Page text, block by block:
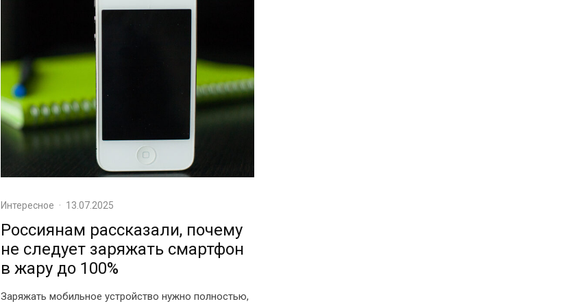
Интересное · 13.07.2025
Россиянам рассказали, почему
не следует заряжать смартфон
в жару до 100%
Заряжать мобильное устройство нужно полностью,